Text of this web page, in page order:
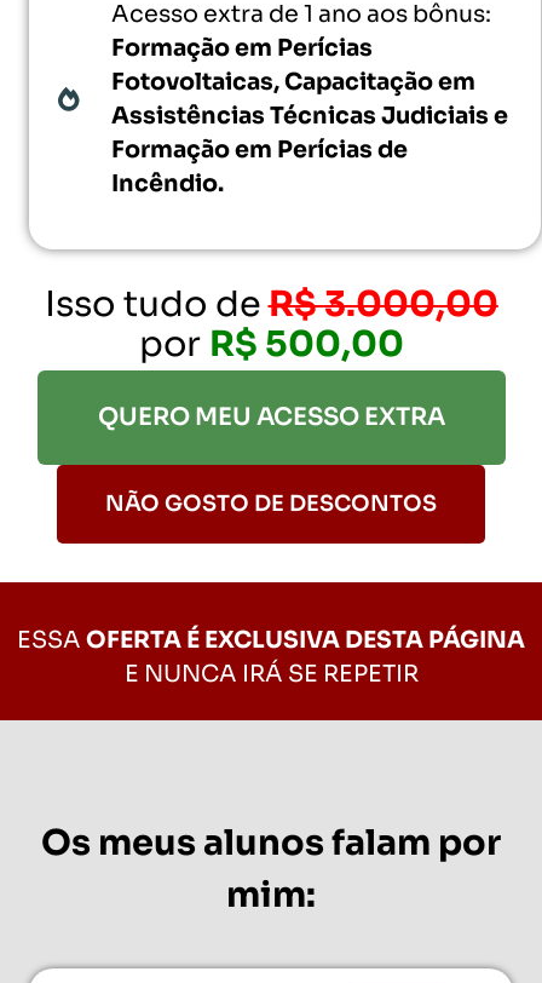
Acesso extra de 1 ano aos bônus:
Formação em Perícias
Fotovoltaicas, Capacitação em
Assistências Técnicas Judiciais e
Formação em Perícias de
Incêndio.
Isso tudo deR$3.000,00
por R$ 500,00
QUERO MEU ACESSO EXTRA
NÃO GOSTO DE DESCONTOS
ESSA OFERTA É EXCLUSIVA DESTA PÁGINA
E NUNCA IRÁ SE REPETIR
Os meus alunos falam por
mim: